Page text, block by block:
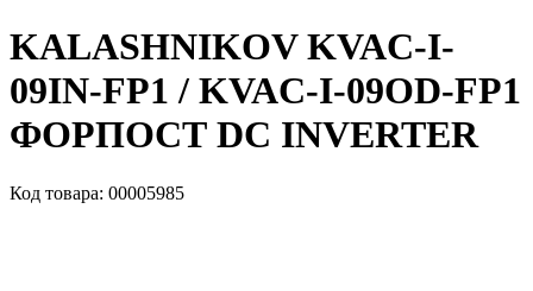
KALASHNIKOV KVAC-I-
09IN-FP1 / KVAC-I-09OD-FP1
ФОРПОСТ DC INVERTER
Код товара: 00005985